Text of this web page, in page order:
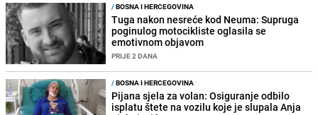
/BOSNA I HERCEGOVINA
Tuga nakon nesreće kod Neuma: Supruga
poginulog motocikliste oglasila se
emotivnom objavom
PRIJE 2 DANA
/BOSNA I HERCEGOVINA
Pijana sjela za volan: Osiguranje odbilo
isplatu štete na vozilu koje je slupala Anja